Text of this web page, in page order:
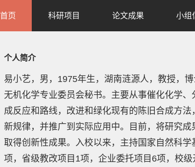
首页 科研项目 论文成果 小组
个人简介
易小艺，男，1975年生，湖南涟源人，教授，
无机化学专业委员会秘书。主要从事催化化学
成反应和路线，改进和绿化现有的陈旧合成方
新规律，并推广到实际应用中。目前，将研究
取得创新性成果。入校以来，主持国家自然科学
项，省级教改项目1项，企业委托项目6项，校